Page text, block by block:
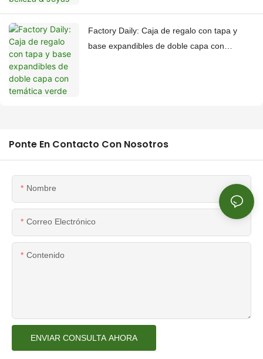
Factory Daily: Caja de regalo con tapa y
base expandibles de doble capa con
Ponte En Contacto Con Nosotros
Nombre
Correo Electrónico
Contenido
ENVIAR CONSULTA AHORA